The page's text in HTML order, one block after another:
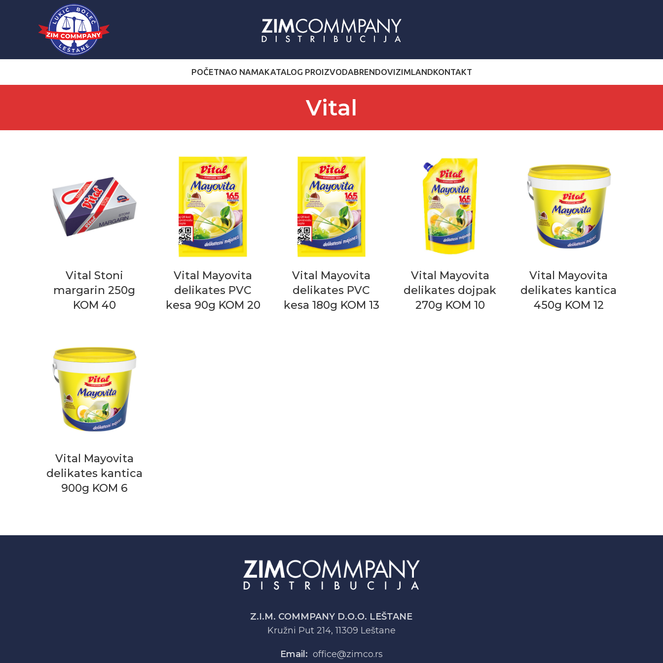
POČETNAO NAMAKATALOG PROIZVODABRENDOVIZIMLANDKONTAKT
Vital
Vital Stoni
margarin 250g
KOM 40
Vital Mayovita
delikates PVC
kesa 90g KOM 20
Vital Mayovita
delikates PVC
kesa 180g KOM 13
Vital Mayovita
delikates dojpak
270g KOM 10
Vital Mayovita
delikates kantica
450g KOM 12
Vital Mayovita
delikates kantica
900g KOM 6
Z.I.M. COMMPANY D.O.O. LEŠTANE
Kružni Put 214, 11309 Leštane
Email: office@zimco.rs